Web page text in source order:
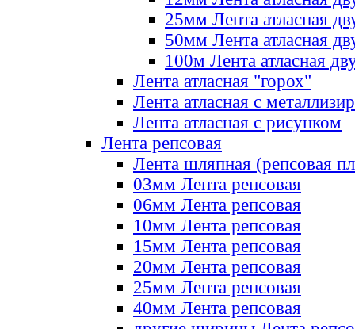
25мм Лента атласная
50мм Лента атласная
100м Лента атласная
Лента атласная "горох"
Лента атласная с
Лента атласная с рисунком
Лента репсовая
Лента шляпная (репсовая
03мм Лента репсовая
06мм Лента репсовая
10мм Лента репсовая
15мм Лента репсовая
20мм Лента репсовая
25мм Лента репсовая
40мм Лента репсовая